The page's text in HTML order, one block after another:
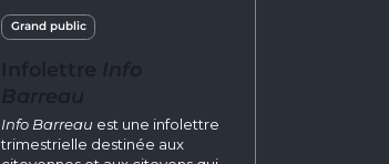
Grand public
Info Barreau est une infolettre
trimestrielle destinée aux